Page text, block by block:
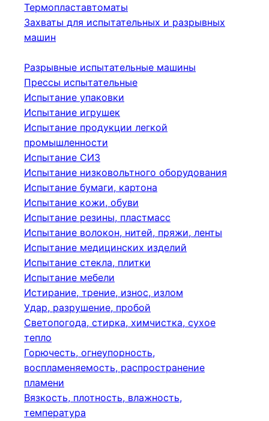
Термопластавтоматы
Захваты для испытательных и разрывных
машин
Разрывные испытательные машины
Прессы испытательные
Испытание упаковки
Испытание игрушек
Испытание продукции легкой
промышленности
Испытание СИЗ
Испытание низковольтного оборудования
Испытание бумаги, картона
Испытание кожи, обуви
Испытание резины, пластмасс
Испытание волокон, нитей, пряжи, ленты
Испытание медицинских изделий
Испытание стекла, плитки
Испытание мебели
Истирание, трение, износ, излом
Удар, разрушение, пробой
Светопогода, стирка, химчистка, сухое
тепло
Горючесть, огнеупорность,
воспламеняемость, распространение
пламени
Вязкость, плотность, влажность,
температура